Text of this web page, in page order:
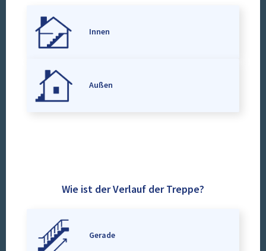
Innen
Außen
Wie ist der Verlauf der Treppe?
Gerade